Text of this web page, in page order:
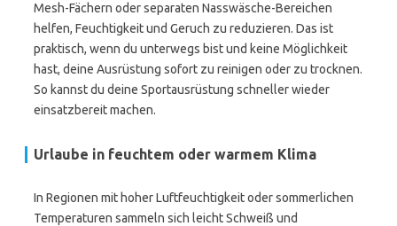
Mesh-Fächern oder separaten Nasswäsche-Bereichen
helfen, Feuchtigkeit und Geruch zu reduzieren. Das ist
praktisch, wenn du unterwegs bist und keine Möglichkeit
hast, deine Ausrüstung sofort zu reinigen oder zu trocknen.
So kannst du deine Sportausrüstung schneller wieder
einsatzbereit machen.
Urlaube in feuchtem oder warmem Klima
In Regionen mit hoher Luftfeuchtigkeit oder sommerlichen
Temperaturen sammeln sich leicht Schweiß und